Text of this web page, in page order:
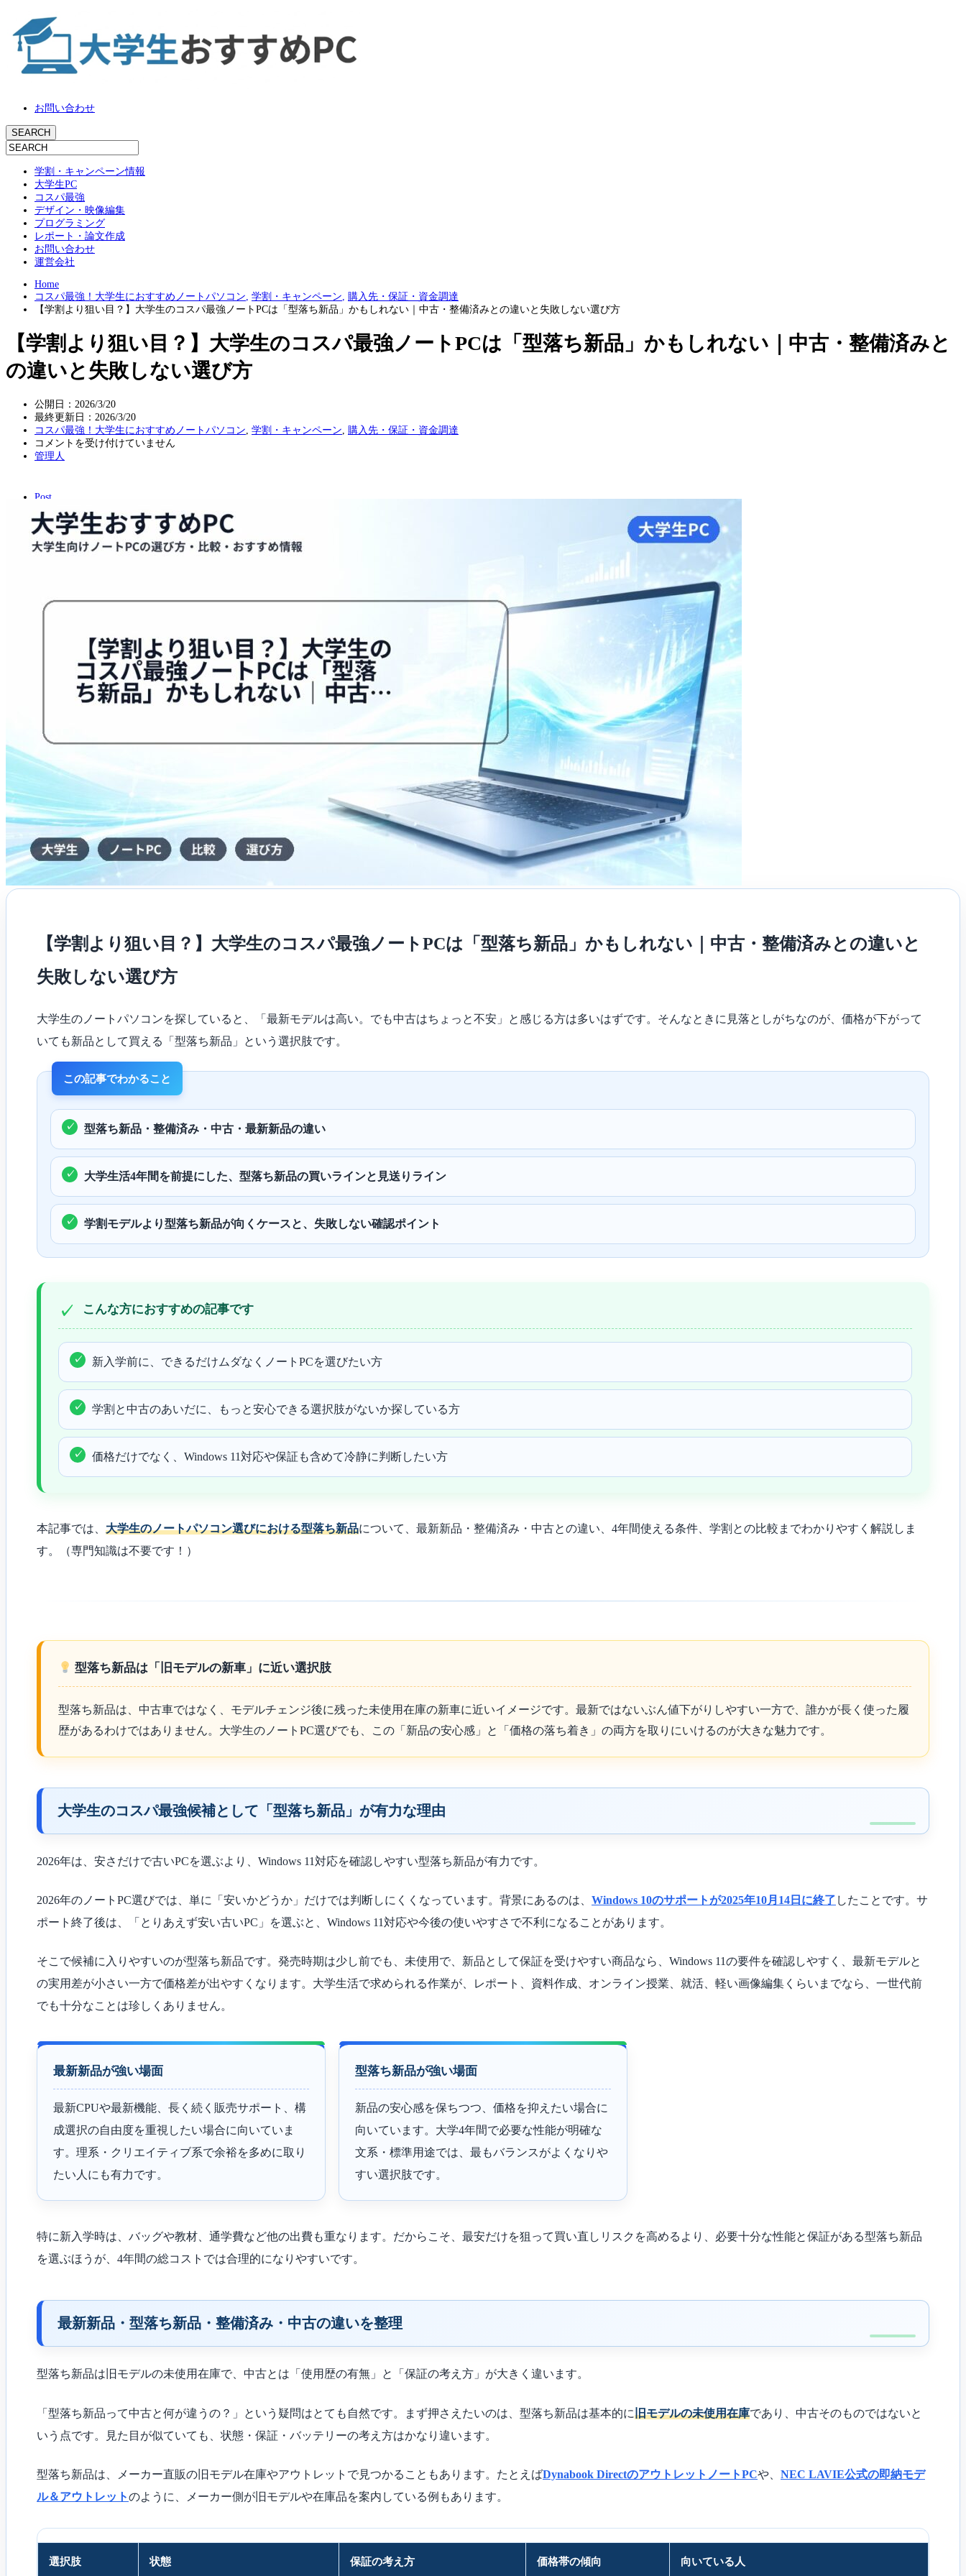
お問い合わせ
学割・キャンペーン情報
大学生PC
コスパ最強
デザイン・映像編集
プログラミング
レポート・論文作成
お問い合わせ
運営会社
Home
コスパ最強！大学生におすすめノートパソコン, 学割・キャンペーン, 購入先・保証・資金調達
【学割より狙い目？】大学生のコスパ最強ノートPCは「型落ち新品」かもしれない｜中古・整備済みとの違いと失敗しない選び方
【学割より狙い目？】大学生のコスパ最強ノートPCは「型落ち新品」かもしれない｜中古・整備済みと
の違いと失敗しない選び方
公開日：2026/3/20
最終更新日： 2026/3/20
コスパ最強！大学生におすすめノートパソコン 学割・キャンペーン
購入先・保証・資金調達
【学
割
狙
目？】
大
学
パ
ち
品」
し
れ
な
い
｜
中
違
い
敗
し
な
選
コメントを受け付けていません
管理人
Post
【学割より狙い目？】大学生のコスパ最強ノートPCは「型落ち新品」かもしれない｜中古・整備済みとの違いと
失敗しない選び方
大学生のノートパソコンを探していると、「最新モデルは高い。でも中古はちょっと不安」と感じる方は多いはずです。そんなときに見落としがちなのが、価格が下がって
いても新品として買える「型落ち新品」という選択肢です。
型落ち新品・整備済み・中古・最新新品の違い
大学生活4年間を前提にした、型落ち新品の買いラインと見送りライン
学割モデルより型落ち新品が向くケースと、失敗しない確認ポイント
こんな方におすすめの記事です
新入学前に、できるだけムダなくノートPCを選びたい方
学割と中古のあいだに、もっと安心できる選択肢がないか探している方
価格だけでなく、Windows 11対応や保証も含めて冷静に判断したい方
本記事では、 大学生のノートパソコン選びにおける型落ち新品について、最新新品・整備済み・中古との違い、4年間使える条件、学割との比較までわかりやすく解説しま
す。
（専門知識は不要です！）
型落ち新品は「旧モデルの新車」に近い選択肢
型落ち新品は、中古車ではなく、モデルチェンジ後に残った未使用在庫の新車に近いイメージです。最新ではないぶん値下がりしやすい一方で、誰かが長く使った履
歴があるわけではありません。大学生のノートPC選びでも、この「新品の安心感」と「価格の落ち着き」の両方を取りにいけるのが大きな魅力です。
大学生のコスパ最強候補として「型落ち新品」が有力な理由
2026年は、安さだけで古いPCを選ぶより、Windows 11対応を確認しやすい型落ち新品が有力です。
2026年のノートPC選びでは、単に「安いかどうか」だけでは判断しにくくなっています。背景にあるのは、 Windows 10のサポートが2025年10月14日に終了 したことです。サ
ポート終了後は、「とりあえず安い古いPC」を選ぶと、Windows 11対応や今後の使いやすさで不利になることがあります。
そこで候補に入りやすいのが型落ち新品です。発売時期は少し前でも、未使用で、新品として保証を受けやすい商品なら、Windows 11の要件を確認しやすく、最新モデルと
の実用差が小さい一方で価格差が出やすくなります。大学生活で求められる作業が、レポート、資料作成、オンライン授業、就活、軽い画像編集くらいまでなら、一世代前
でも十分なことは珍しくありません。
最新新品が強い場面
最新CPUや最新機能、長く続く販売サポート、構
成選択の自由度を重視したい場合に向いていま
す。理系・クリエイティブ系で余裕を多めに取り
たい人にも有力です。
型落ち新品が強い場面
新品の安心感を保ちつつ、価格を抑えたい場合に
向いています。大学4年間で必要な性能が明確な
文系・標準用途では、最もバランスがよくなりや
すい選択肢です。
特に新入学時は、バッグや教材、通学費など他の出費も重なります。だからこそ、最安だけを狙って買い直しリスクを高めるより、必要十分な性能と保証がある型落ち新品
を選ぶほうが、4年間の総コストでは合理的になりやすいです。
最新新品・型落ち新品・整備済み・中古の違いを整理
型落ち新品は旧モデルの未使用在庫で、中古とは「使用歴の有無」と「保証の考え方」が大きく違います。
「型落ち新品って中古と何が違うの？」という疑問はとても自然です。まず押さえたいのは、型落ち新品は基本的に旧モデルの未使用在庫であり、中古そのものではないと
いう点です。見た目が似ていても、状態・保証・バッテリーの考え方はかなり違います。
型落ち新品は、メーカー直販の旧モデル在庫やアウトレットで見つかることもあります。たとえばDynabook DirectのアウトレットノートPCや、 NEC LAVIE公式の即納モデ
ル＆アウトレットのように、メーカー側が旧モデルや在庫品を案内している例もあります。
選択肢 状態 保証の考え方 価格帯の傾向 向いている人